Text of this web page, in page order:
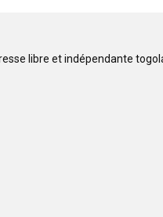
libre et indépendante